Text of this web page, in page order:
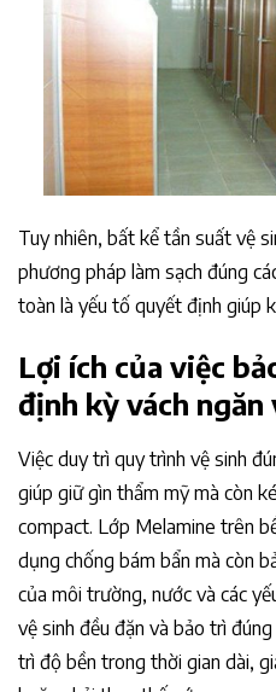
Tuy nhiên, bất kể tần suất vệ
phương pháp làm sạch đúng
toàn là yếu tố quyết định giúp
Lợi ích của việc
định kỳ vách
Việc duy trì quy trình vệ sinh
giúp giữ gìn thẩm mỹ mà còn
compact. Lớp Melamine trên
dụng chống bám bẩn mà còn
của môi trường, nước và các
vệ sinh đều đặn và bảo trì
trì độ bền trong thời gian dài,